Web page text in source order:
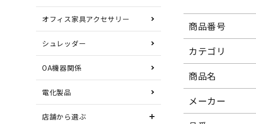
オフィス家具アクセサリー
シュレッダー
OA機器関係
電化製品
店舗から選ぶ
商品番号
カテゴリ
商品名
メーカー